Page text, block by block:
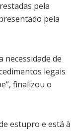
pela
pela
necessidade de
legais
finalizou o
estupro e está à